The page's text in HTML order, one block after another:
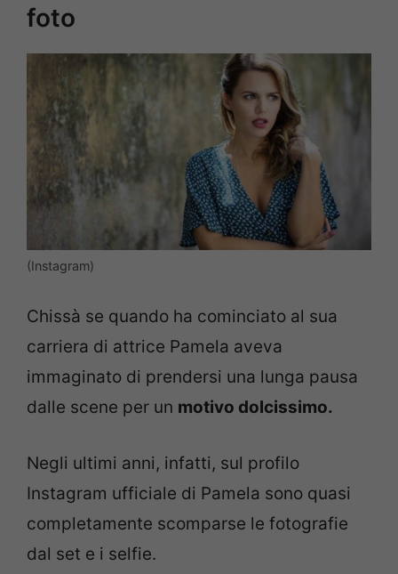
foto
(Instagram)
Chissà se quando ha cominciato al sua
carriera di attrice Pamela aveva
immaginato di prendersi una lunga pausa
dalle scene per un motivo dolcissimo.
Negli ultimi anni, infatti, sul profilo
Instagram ufficiale di Pamela sono quasi
completamente scomparse le fotografie
dal set e i selfie.